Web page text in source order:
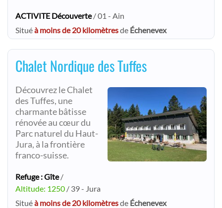
ACTIVITE Découverte/ 01 - Ain
Situéà moins de 20 kilomètresde Échenevex
Chalet Nordique des Tuffes
Découvrez le Chalet
des Tuffes, une
charmante bâtisse
rénovée au cœur du
Parc naturel du Haut-
Jura, à la frontière
franco-suisse.
Refuge : Gîte/
Altitude: 1250 / 39 - Jura
Situéà moins de 20 kilomètresde Échenevex